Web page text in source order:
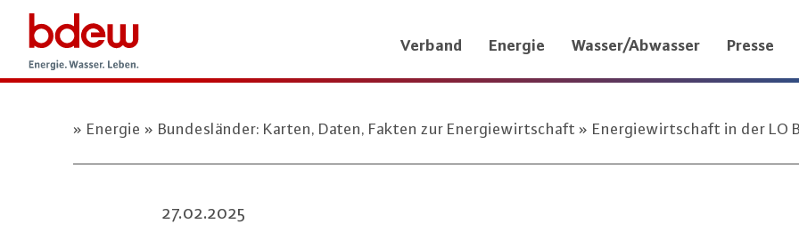
Verband Energie Wasser/Abwasser Presse
Energie Bundesländer: Karten, Daten, Fakten zur Energiewirtschaft Energiewirtschaft in der LO
27.02.2025